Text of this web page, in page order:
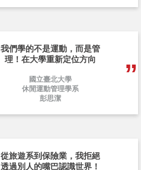
我們學的不是運動，而是管
理！在大學重新定位方向
國立臺北大學
休閒運動管理學系
彭思潔
從旅遊系到保險業，我拒絕
透過別人的嘴巴認識世界！